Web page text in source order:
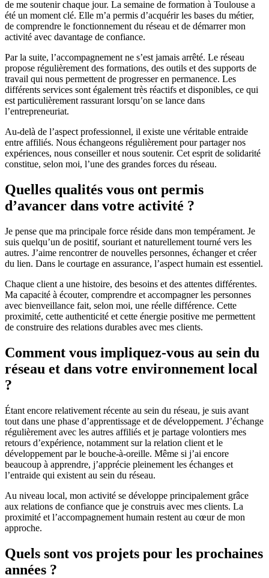
de me soutenir chaque jour. La semaine de formation à Toulouse a
été un moment clé. Elle m’a permis d’acquérir les bases du métier,
de comprendre le fonctionnement du réseau et de démarrer mon
activité avec davantage de confiance.
Par la suite, l’accompagnement ne s’est jamais arrêté. Le réseau
propose régulièrement des formations, des outils et des supports de
travail qui nous permettent de progresser en permanence. Les
différents services sont également très réactifs et disponibles, ce qui
est particulièrement rassurant lorsqu’on se lance dans
l’entrepreneuriat.
Au-delà de l’aspect professionnel, il existe une véritable entraide
entre affiliés. Nous échangeons régulièrement pour partager nos
expériences, nous conseiller et nous soutenir. Cet esprit de solidarité
constitue, selon moi, l’une des grandes forces du réseau.
Quelles qualités vous ont permis
d’avancer dans votre activité ?
Je pense que ma principale force réside dans mon tempérament. Je
suis quelqu’un de positif, souriant et naturellement tourné vers les
autres. J’aime rencontrer de nouvelles personnes, échanger et créer
du lien. Dans le courtage en assurance, l’aspect humain est essentiel.
Chaque client a une histoire, des besoins et des attentes différentes.
Ma capacité à écouter, comprendre et accompagner les personnes
avec bienveillance fait, selon moi, une réelle différence. Cette
proximité, cette authenticité et cette énergie positive me permettent
de construire des relations durables avec mes clients.
Comment vous impliquez-vous au sein du
réseau et dans votre environnement local
?
Étant encore relativement récente au sein du réseau, je suis avant
tout dans une phase d’apprentissage et de développement. J’échange
régulièrement avec les autres affiliés et je partage volontiers mes
retours d’expérience, notamment sur la relation client et le
développement par le bouche-à-oreille. Même si j’ai encore
beaucoup à apprendre, j’apprécie pleinement les échanges et
l’entraide qui existent au sein du réseau.
Au niveau local, mon activité se développe principalement grâce
aux relations de confiance que je construis avec mes clients. La
proximité et l’accompagnement humain restent au cœur de mon
approche.
Quels sont vos projets pour les prochaines
années ?